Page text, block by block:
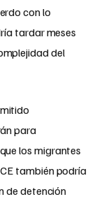
con lo
tardar meses
del
para
los migrantes
también podría
de detención